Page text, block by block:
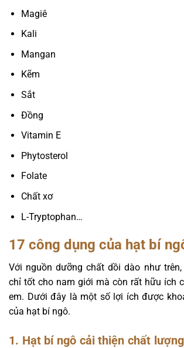
Magiê
Kali
Mangan
Kẽm
Sắt
Đồng
Vitamin E
Phytosterol
Folate
Chất xơ
L-Tryptophan…
17 công dụng của hạt bí
Với nguồn dưỡng chất dồi dào như
chỉ tốt cho nam giới mà còn rất hữu ích
em. Dưới đây là một số lợi ích được
của hạt bí ngô.
1. Hạt bí ngô cải thiện chất